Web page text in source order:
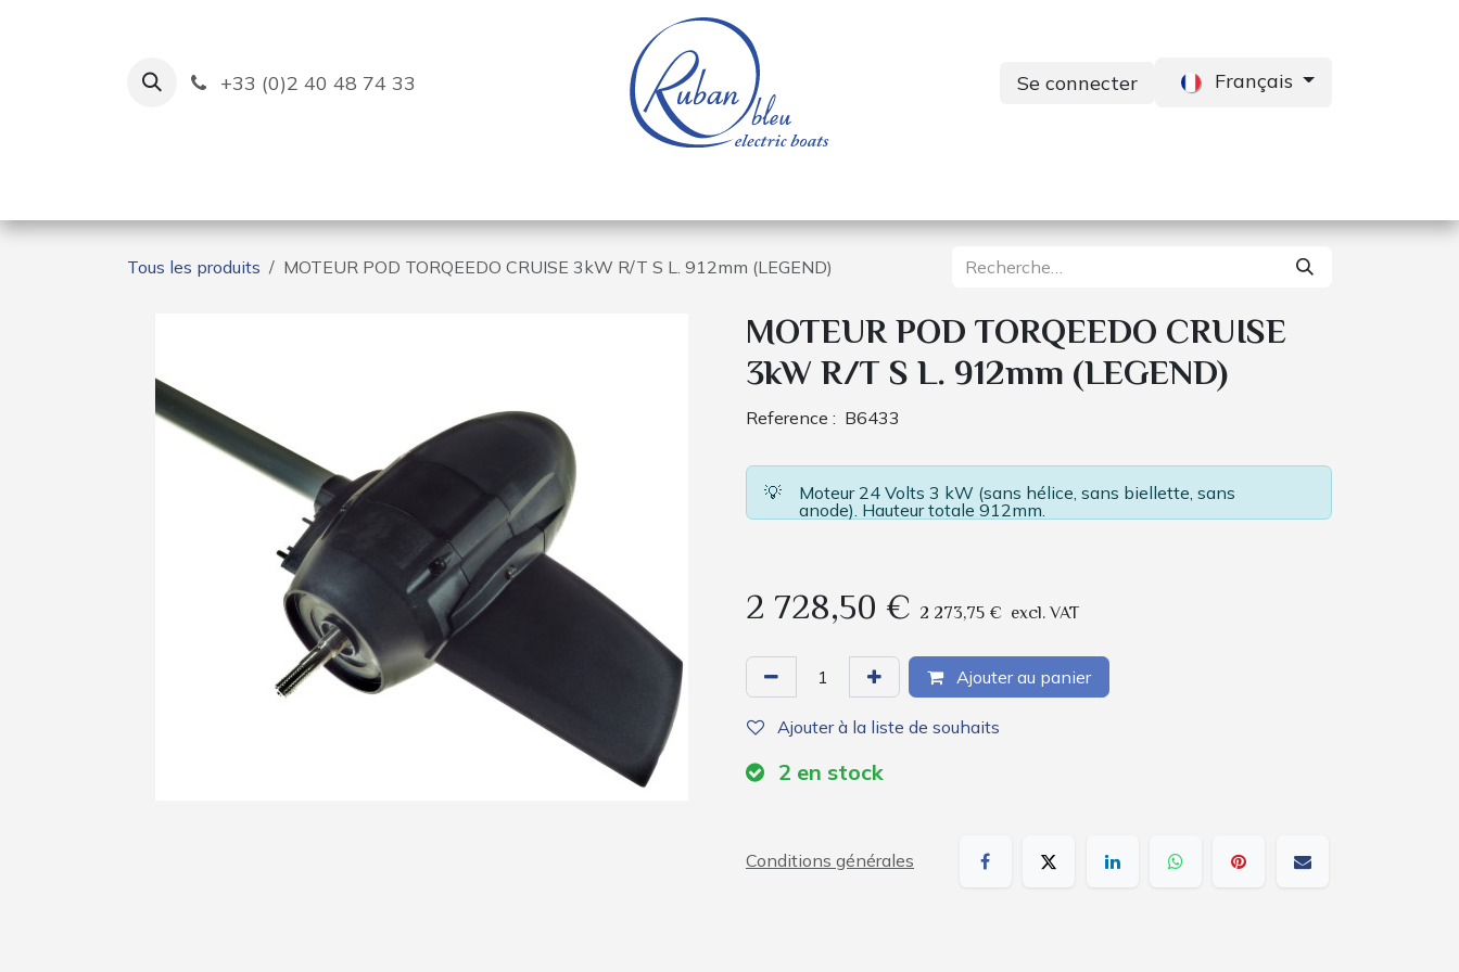
+33 (0)2 40 48 74 33 Se connecter Français
Tous les produits MOTEUR POD TORQEEDO CRUISE 3kW R/T S L. 912mm (LEGEND)
MOTEUR POD TORQEEDO CRUISE
3kW R/T S L. 912mm (LEGEND)
Reference : B6433
💡
Moteur 24 Volts 3 kW (sans hélice, sans biellette, sans
anode). Hauteur totale 912mm.
2 728,50 € 2 273,75 € excl. VAT
Ajouter au panier
Ajouter à la liste de souhaits
2 en stock
Conditions générales